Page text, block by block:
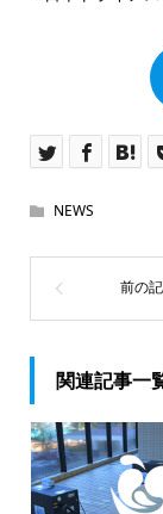
NEWS
関連記事一